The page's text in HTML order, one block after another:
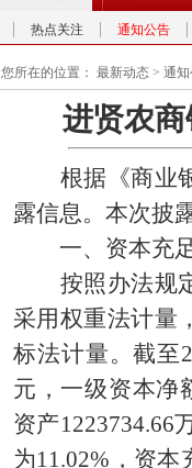
热点关注 通知公告
您所在的位置： 最新动态 > 通
进贤农
根据《商业银
露信息。本次披
一、资本充足
按照办法规定
采用权重法计量
标法计量。截至
元，一级资本净
资产1223734.66
为11.02%，资本